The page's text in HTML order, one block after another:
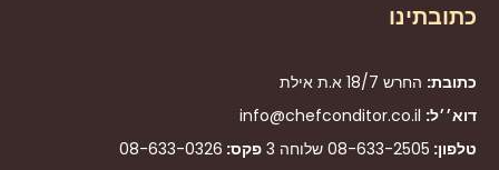
כתובתינו
כתובת: החרש 18/7 א.ת אילת
דוא׳׳ל: info@chefconditor.co.il
טלפון: 08-633-2505 שלוחה 3 פקס: 08-633-0326